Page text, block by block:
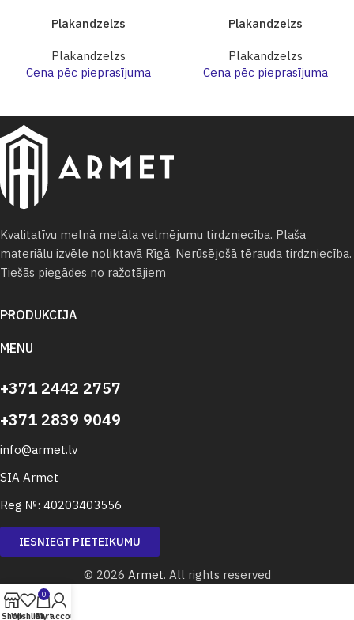
Plakandzelzs
Plakandzelzs
Cena pēc pieprasījuma
Plakandzelzs
Plakandzelzs
Cena pēc pieprasījuma
Kvalitatīvu melnā metāla velmējumu tirdzniecība. Plaša
materiālu izvēle noliktavā Rīgā. Nerūsējošā tērauda tirdzniecība.
Tiešās piegādes no ražotājiem
PRODUKCIJA
MENU
+371 2442 2757
+371 2839 9049
info@armet.lv
SIA Armet
Reg №: 40203403556
IESNIEGT PIETEIKUMU
© 2026 Armet. All rights reserved
ShopWishlist
0
Cart
My account